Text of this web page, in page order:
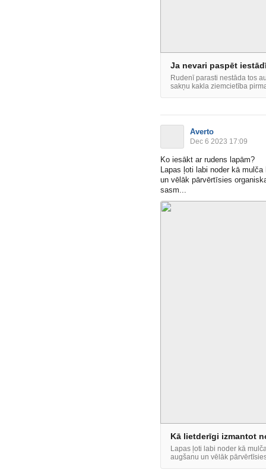
Ja nevari paspēt
Rudenī parasti nestāda tos
sakņu kakla ziemcietība
Averto
Dec 6 2023 17:09
Ko iesākt ar rudens lapām?
Lapas ļoti labi noder kā
un vēlāk pārvērtīsies
sasm...
Kā lietderīgi izmantot
Lapas ļoti labi noder kā
augšanu un vēlāk